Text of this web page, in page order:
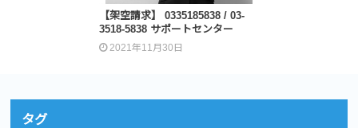
【架空請求】 0335185838 / 03-
3518-5838 サポートセンター
2021年11月30日
タグ